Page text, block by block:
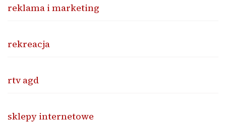
reklama i marketing
rekreacja
rtv agd
sklepy internetowe